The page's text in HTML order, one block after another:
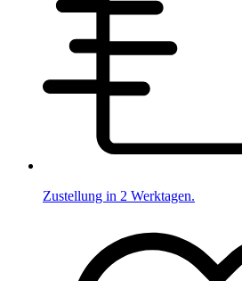
Zustellung in 2 Werktagen.